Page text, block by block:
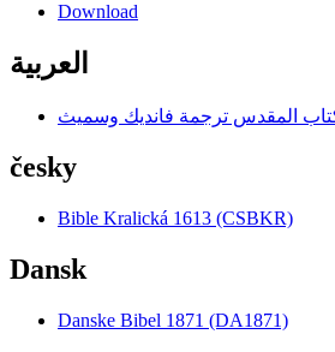
Download
العربية
česky
Bible Kralická 1613 (CSBKR)
Dansk
Danske Bibel 1871 (DA1871)